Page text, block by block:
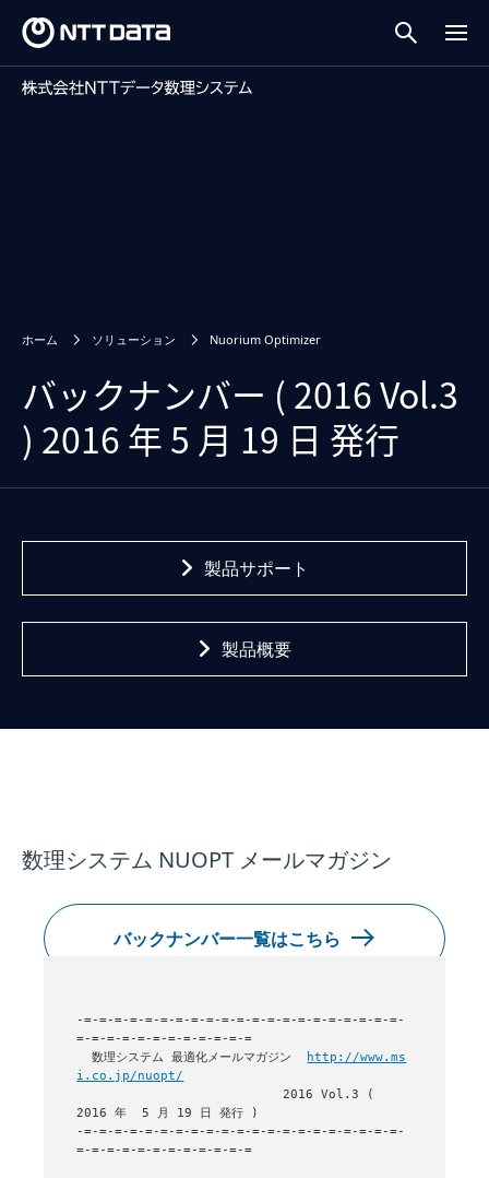
ホーム ソリューション Nuorium Optimizer
バックナンバー ( 2016 Vol.3
) 2016 年 5 月 19 日 発行
製品サポート
製品概要
数理システム NUOPT メールマガジン
バックナンバー一覧はこちら
-=-=-=-=-=-=-=-=-=-=-=-=-=-=-=-=-=-=-=-=-=-
=-=-=-=-=-=-=-=-=-=-=-=
  数理システム 最適化メールマガジン
http://www.ms
i.co.jp/nuopt/
                           2016 Vol.3 (
2016 年  5 月 19 日 発行 )
-=-=-=-=-=-=-=-=-=-=-=-=-=-=-=-=-=-=-=-=-=-
=-=-=-=-=-=-=-=-=-=-=-=